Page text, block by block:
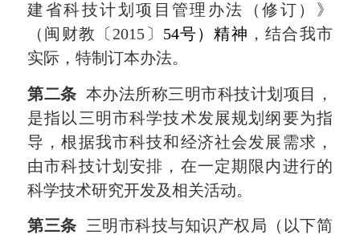
建省科技计划项目管理办法（修订）》
（闽财教〔2015 〕 54号）精神 ，结合我市
实际，特制订本办法。
第二条 本办法所称三明市科技计划项目，
是指以三明市科学技术发展规划纲要为指
导，根据我市科技和经济社会发展需求，
由市科技计划安排，在一定期限内进行的
科学技术研究开发及相关活动。
第三条 三明市科技与知识产权局（以下简